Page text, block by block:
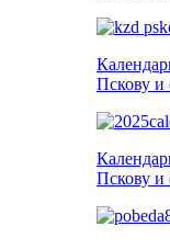
Пскову и
Пскову и